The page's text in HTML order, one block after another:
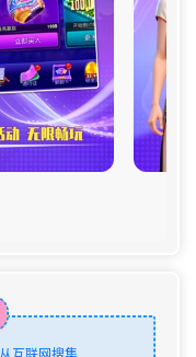
互联网搜集